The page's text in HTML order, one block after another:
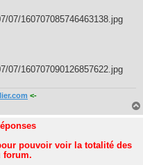
07/160707085746463138.jpg
07/160707090126857622.jpg
<-
pouvoir voir la totalité des
forum.